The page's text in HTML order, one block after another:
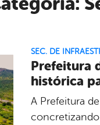
SEC. DE
Prefeitura
histórica
A Prefeitura